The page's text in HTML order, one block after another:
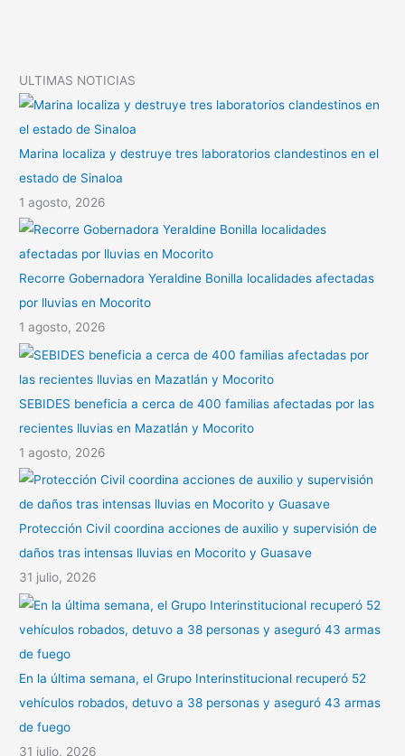
r
ULTIMAS NOTICIAS
Marina localiza y destruye tres laboratorios clandestinos en el
estado de Sinaloa
1 agosto, 2026
Recorre Gobernadora Yeraldine Bonilla localidades afectadas
por lluvias en Mocorito
1 agosto, 2026
SEBIDES beneficia a cerca de 400 familias afectadas por las
recientes lluvias en Mazatlán y Mocorito
1 agosto, 2026
Protección Civil coordina acciones de auxilio y supervisión de
daños tras intensas lluvias en Mocorito y Guasave
31 julio, 2026
En la última semana, el Grupo Interinstitucional recuperó 52
vehículos robados, detuvo a 38 personas y aseguró 43 armas
de fuego
31 julio, 2026